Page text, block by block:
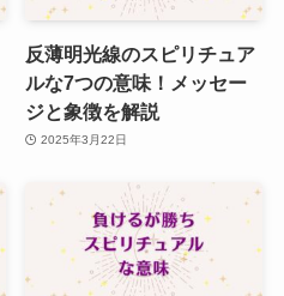
反薄明光線のスピリチュア
ルな7つの意味！メッセー
ジと象徴を解説
2025年3月22日